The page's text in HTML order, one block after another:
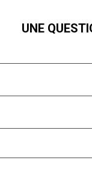
UNE